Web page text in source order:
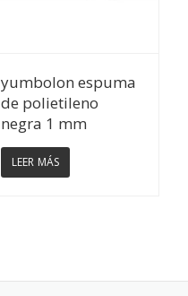
Ver Detalles
yumbolon espuma
de polietileno
negra 1 mm
LEER MÁS